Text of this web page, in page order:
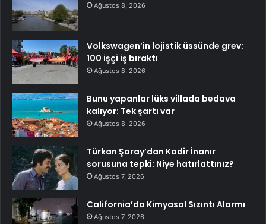
Ağustos 8, 2026
Volkswagen’in lojistik üssünde grev:
100 işçi iş bıraktı
Ağustos 8, 2026
Bunu yapanlar lüks villada bedava
kalıyor: Tek şartı var
Ağustos 8, 2026
Türkan Şoray’dan Kadir İnanır
sorusuna tepki: Niye hatırlattınız?
Ağustos 7, 2026
California’da Kimyasal Sızıntı Alarmı
Ağustos 7, 2026